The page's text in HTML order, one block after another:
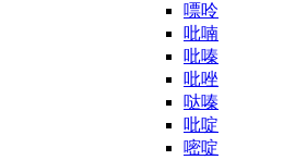
嘌呤
吡喃
吡嗪
吡唑
哒嗪
吡啶
嘧啶